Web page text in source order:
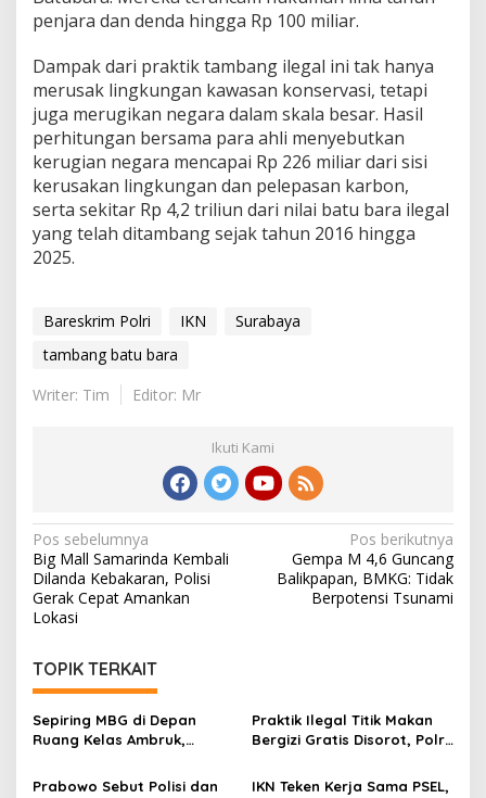
penjara dan denda hingga Rp 100 miliar.
Dampak dari praktik tambang ilegal ini tak hanya
merusak lingkungan kawasan konservasi, tetapi
juga merugikan negara dalam skala besar. Hasil
perhitungan bersama para ahli menyebutkan
kerugian negara mencapai Rp 226 miliar dari sisi
kerusakan lingkungan dan pelepasan karbon,
serta sekitar Rp 4,2 triliun dari nilai batu bara ilegal
yang telah ditambang sejak tahun 2016 hingga
2025.
Bareskrim Polri IKN
Surabaya
tambang batu bara
Writer: Tim
Editor: Mr
Ikuti Kami
Navigasi
pos
Pos sebelumnya
Big Mall Samarinda Kembali
Dilanda Kebakaran, Polisi
Gerak Cepat Amankan
Lokasi
Pos berikutnya
Gempa M 4,6 Guncang
Balikpapan, BMKG: Tidak
Berpotensi Tsunami
TOPIK TERKAIT
Sepiring MBG di Depan
Ruang Kelas Ambruk,
Pendidikan di Grobogan
Praktik Ilegal Titik Makan
Bergizi Gratis Disorot, Polri
Prabowo Sebut Polisi dan
IKN Teken Kerja Sama PSEL,